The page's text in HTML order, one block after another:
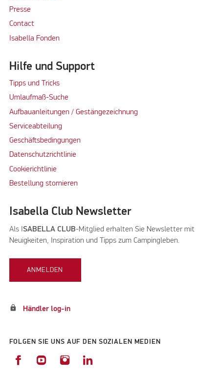
Presse
Contact
Isabella Fonden
Hilfe und Support
Tipps und Tricks
Umlaufmaß-Suche
Aufbauanleitungen / Gestängezeichnung
Serviceabteilung
Geschäftsbedingungen
Datenschutzrichtlinie
Cookierichtlinie
Bestellung stornieren
Isabella Club Newsletter
Als ISABELLA CLUB-Mitglied erhalten Sie Newsletter mit
Neuigkeiten, Inspiration und Tipps zum Campingleben.
ANMELDEN
lock Händler log-in
FOLGEN SIE UNS AUF DEN SOZIALEN MEDIEN